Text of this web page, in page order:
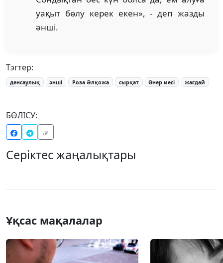
уақыт бөлу керек екен», - деп жазды
әнші.
Тэгтер:
денсаулық әнші Роза Әлқожа сырқат Өнер иесі жағдай
БӨЛІСУ:
Серіктес жаңалықтары
Ұқсас мақалалар